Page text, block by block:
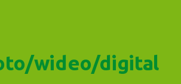
wideo/digital